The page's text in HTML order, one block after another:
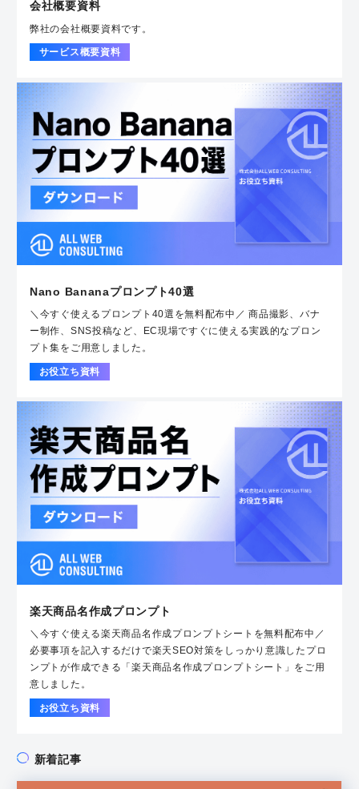
会社概要資料
弊社の会社概要資料です。
サービス概要資料
Nano Bananaプロンプト40選
＼今すぐ使えるプロンプト40選を無料配布中／ 商品撮影、バナ
ー制作、SNS投稿など、EC現場ですぐに使える実践的なプロン
プト集をご用意しました。
お役立ち資料
楽天商品名作成プロンプト
＼今すぐ使える楽天商品名作成プロンプトシートを無料配布中／
必要事項を記入するだけで楽天SEO対策をしっかり意識したプロ
ンプトが作成できる「楽天商品名作成プロンプトシート」をご用
意しました。
お役立ち資料
新着記事